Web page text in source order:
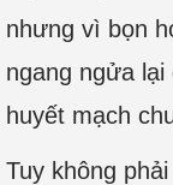
nhưng vì bọn
ngang ngửa
huyết mạch
Tuy không